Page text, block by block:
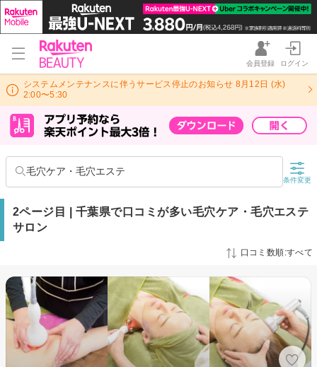
会員登録 ログイン
システムメンテナンスに伴うサービス停止のお知らせ 8月12日 (水)
2:00〜5:30
毛穴ケア・毛穴エステ
条件変更
2ページ目 | 千葉県で口コミが多い毛穴ケア・毛穴エステ
サロン
口コミ数順:すべて